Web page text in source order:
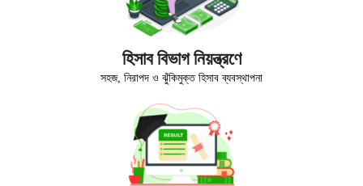
হিসাব বিভাগ নিয়ন্ত্রণে
সহজ, নিরাপদ ও ঝুঁকিমুক্ত হিসাব ব্যবস্থাপনা